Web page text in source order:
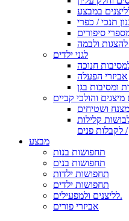
במבצע
תנכי / כפרי
סיפורים
ולבמה
לגני ילדים
חנוכה
אביזרי הפעלה
ומסיבות בגן
והולכי קביים
ושטיחים
קלילות
לקבלות פנים /
מבצע
תחפושות בנות
תחפושות בנים
תחפושות ילדות
תחפושות ילדים
לליצנים ולמפעילים.
אביזרי פורים